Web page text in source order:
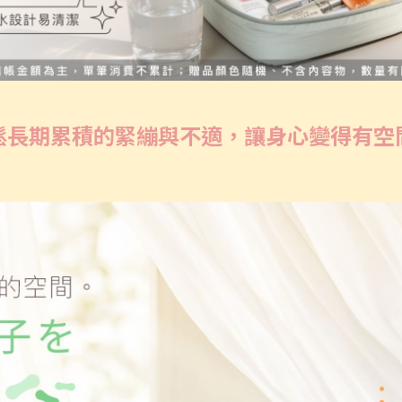
長期累積的緊繃與不適，讓身心變得有空